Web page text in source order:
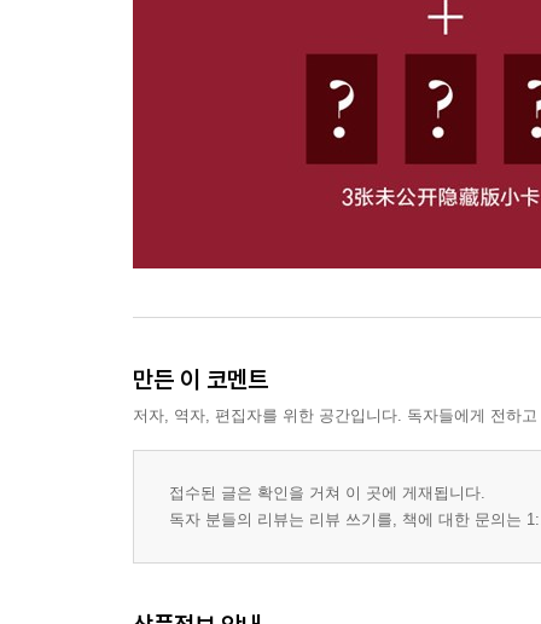
만든 이 코멘트
저자, 역자, 편집자를 위한 공간입니다. 독자들에게 전하
접수된 글은 확인을 거쳐 이 곳에 게재됩니다.
독자 분들의 리뷰는 리뷰 쓰기를, 책에 대한 문의는